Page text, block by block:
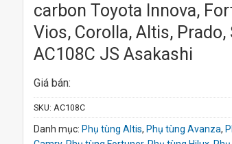
carbon Toyota Innova,
Vios, Corolla, Altis, Prado,
AC108C JS Asakashi
Giá bán:
SKU: AC108C
Danh mục: Phụ tùng Altis, Phụ tùng Avanza,